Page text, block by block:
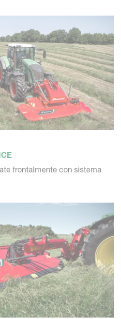
frontalmente con sistema